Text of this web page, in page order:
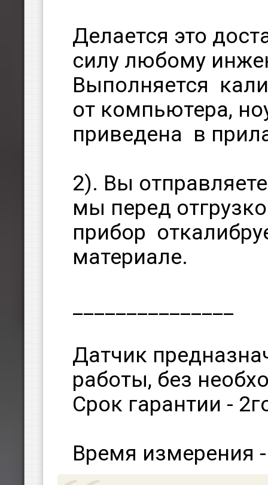
Делается это
силу любому
Выполняется
от компьютера,
приведена в
2). Вы
мы перед
прибор
материале.
Датчик
работы, без
Срок гарантии -
Время измерения